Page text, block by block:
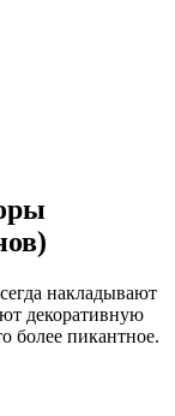
накладывают
декоративную
более пикантное.